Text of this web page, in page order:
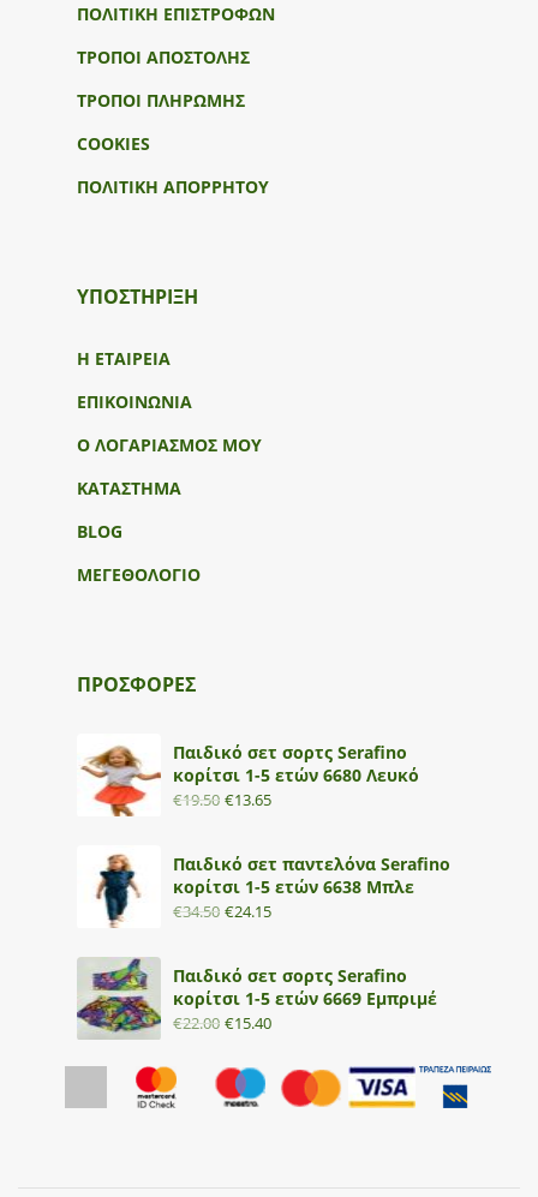
ΠΟΛΙΤΙΚΗ ΕΠΙΣΤΡΟΦΩΝ
ΤΡΟΠΟΙ ΑΠΟΣΤΟΛΗΣ
ΤΡΟΠΟΙ ΠΛΗΡΩΜΗΣ
COOKIES
ΠΟΛΙΤΙΚΗ ΑΠΟΡΡΗΤΟΥ
ΥΠΟΣΤΉΡΙΞΗ
Η ΕΤΑΙΡΕΙΑ
ΕΠΙΚΟΙΝΩΝΙΑ
Ο ΛΟΓΑΡΙΑΣΜΟΣ ΜΟΥ
ΚΑΤΑΣΤΗΜΑ
BLOG
ΜΕΓΕΘΟΛΟΓΙΟ
ΠΡΟΣΦΟΡΕΣ
Παιδικό σετ σορτς Serafino
κορίτσι 1-5 ετών 6680 Λευκό
€19.50 €13.65
Παιδικό σετ παντελόνα Serafino
κορίτσι 1-5 ετών 6638 Μπλε
€34.50 €24.15
Παιδικό σετ σορτς Serafino
κορίτσι 1-5 ετών 6669 Εμπριμέ
€22.00 €15.40